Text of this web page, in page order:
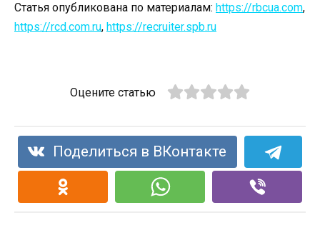
Статья опубликована по материалам: https://rbcua.com,
https://rcd.com.ru, https://recruiter.spb.ru
Оцените статью
Поделиться в ВКонтакте